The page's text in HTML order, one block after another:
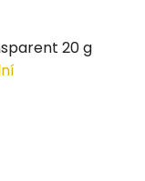
20 g